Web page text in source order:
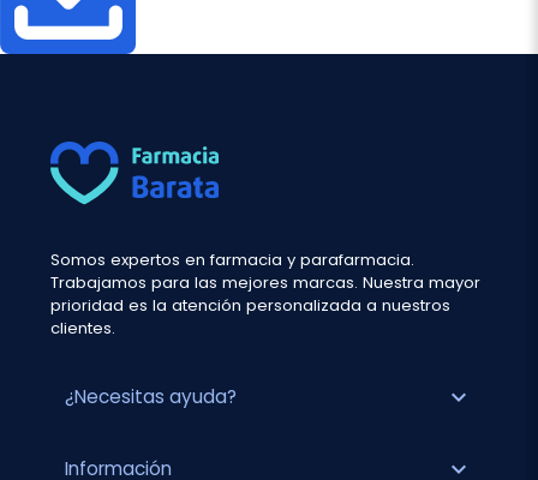
Somos expertos en farmacia y parafarmacia.
Trabajamos para las mejores marcas. Nuestra mayor
prioridad es la atención personalizada a nuestros
clientes.
¿Necesitas ayuda? expand_more
Información expand_more